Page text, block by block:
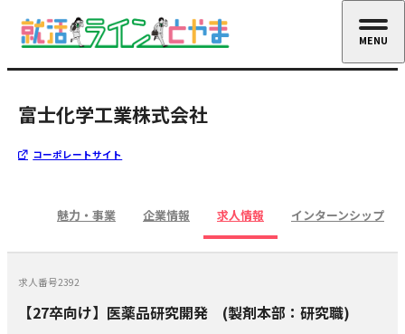
富士化学工業株式会社
コーポレートサイト
魅力・事業 企業情報 求人情報 インターンシップ
求人番号2392
【27卒向け】医薬品研究開発 (製剤本部：研究職)
MENU